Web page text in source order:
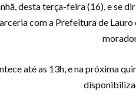
desta terça-feira (16), e se
com a Prefeitura de
até as 13h, e na próxima